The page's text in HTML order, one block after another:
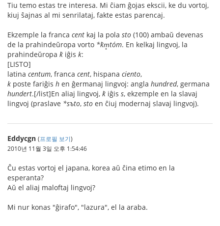
Tiu temo estas tre interesa. Mi ĉiam ĝojas ekscii, ke du vortoj,
kiuj ŝajnas al mi senrilataj, fakte estas parencaj.
Ekzemple la franca cent kaj la pola sto (100) ambaŭ devenas
de la prahindeŭropa vorto *ḱm̥tóm. En kelkaj lingvoj, la
prahindeŭropa ḱ iĝis k:
[LISTO]
latina centum, franca cent, hispana ciento,
k poste fariĝis h en ĝermanaj lingvoj: angla hundred, germana
hundert.[/list]En aliaj lingvoj, ḱ iĝis s, ekzemple en la slavaj
lingvoj (praslave *sъto, sto en ĉiuj modernaj slavaj lingvoj).
Eddycgn (프로필 보기)
2010년 11월 3일 오후 1:54:46
Ĉu estas vortoj el japana, korea aŭ ĉina etimo en la
esperanta?
Aŭ el aliaj maloftaj lingvoj?
Mi nur konas "ĝirafo", "lazura", el la araba.